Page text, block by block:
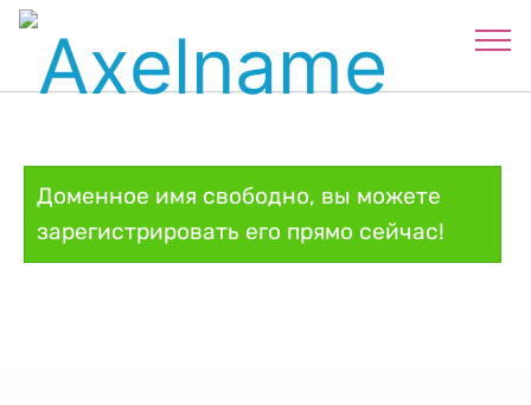
Доменное имя свободно, вы можете
зарегистрировать его прямо сейчас!